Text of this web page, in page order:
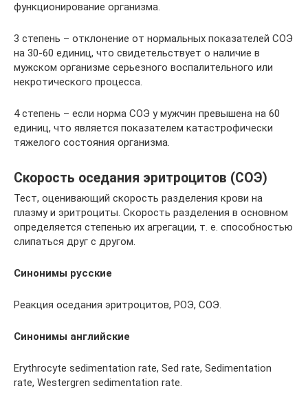
функционирование организма.
3 степень – отклонение от нормальных показателей СОЭ
на 30-60 единиц, что свидетельствует о наличие в
мужском организме серьезного воспалительного или
некротического процесса.
4 степень – если норма СОЭ у мужчин превышена на 60
единиц, что является показателем катастрофически
тяжелого состояния организма.
Скорость оседания эритроцитов (СОЭ)
Тест, оценивающий скорость разделения крови на
плазму и эритроциты. Скорость разделения в основном
определяется степенью их агрегации, т. е. способностью
слипаться друг с другом.
Синонимы русские
Реакция оседания эритроцитов, РОЭ, СОЭ.
Синонимы английские
Erythrocyte sedimentation rate, Sed rate, Sedimentation
rate, Westergren sedimentation rate.